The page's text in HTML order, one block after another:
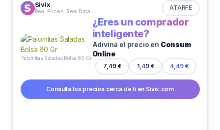
Sivix
Real Prices. Real Data ATARFE
Palomitas Saladas Bolsa 80 Gr
¿Eres un comprador
inteligente?
Adivina el precio en Consum
Online
7,49 € 1,49 € 4,49 €
Consulta los precios cerca de ti en Sivix.com